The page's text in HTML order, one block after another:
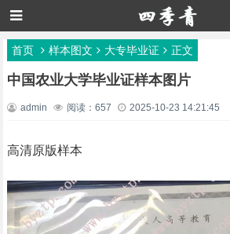
首页 样本图文 大专毕业证 正文
中国农业大学毕业证样本图片
admin 阅读：657 2025-10-23 14:21:45
高清原版样本